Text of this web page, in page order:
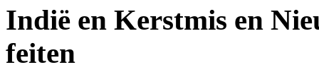
Indië en Kerstmis en
feiten